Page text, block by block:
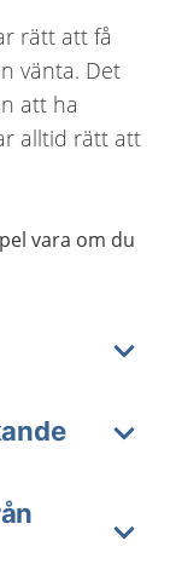
rätt att få
vänta. Det
att ha
alltid rätt att
vara om du